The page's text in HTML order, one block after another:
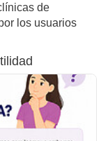
de
los usuarios